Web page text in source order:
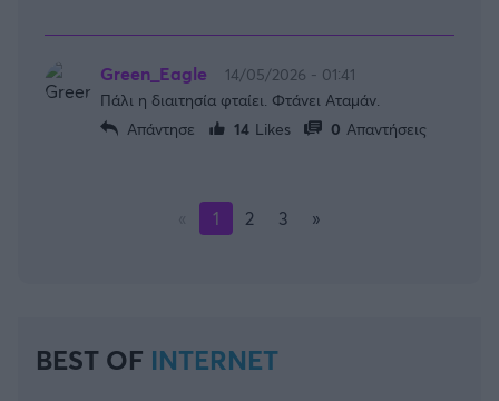
Green_Eagle
14/05/2026 - 01:41
Πάλι η διαιτησία φταίει. Φτάνει Αταμάν.
Απάντησε
14 Likes 0 Απαντήσεις
1 2 3 »
BEST OF INTERNET